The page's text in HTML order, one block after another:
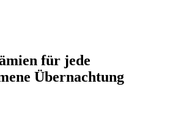
für jede
Übernachtung